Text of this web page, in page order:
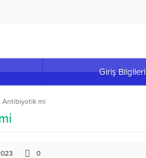
Giriş Bilgileri
Antibiyotik mi
0